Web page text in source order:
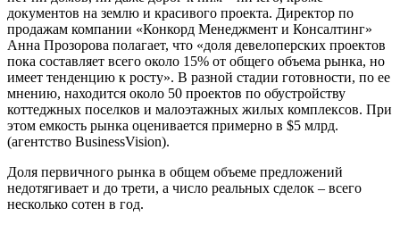
документов на землю и красивого проекта. Директор по
продажам компании «Конкорд Менеджмент и Консалтинг»
Анна Прозорова полагает, что «доля девелоперских проектов
пока составляет всего около 15% от общего объема рынка, но
имеет тенденцию к росту». В разной стадии готовности, по ее
мнению, находится около 50 проектов по обустройству
коттеджных поселков и малоэтажных жилых комплексов. При
этом емкость рынка оценивается примерно в $5 млрд.
(агентство BusinessVision).
Доля первичного рынка в общем объеме предложений
недотягивает и до трети, а число реальных сделок – всего
несколько сотен в год.